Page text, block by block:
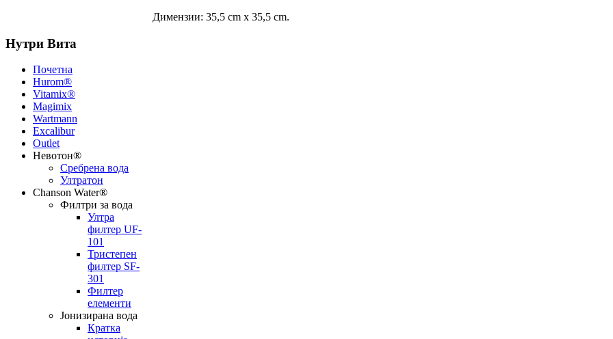
Димензии: 35,5 cm х 35,5 cm.
Нутри Вита
Почетна
Hurom®
Vitamix®
Magimix
Wartmann
Excalibur
Outlet
Невотон®
Сребрена вода
Ултратон
Chanson Water®
Филтри за вода
Ултра
филтер UF-
101
Тристепен
филтер SF-
301
Филтер
елементи
Јонизирана вода
Кратка